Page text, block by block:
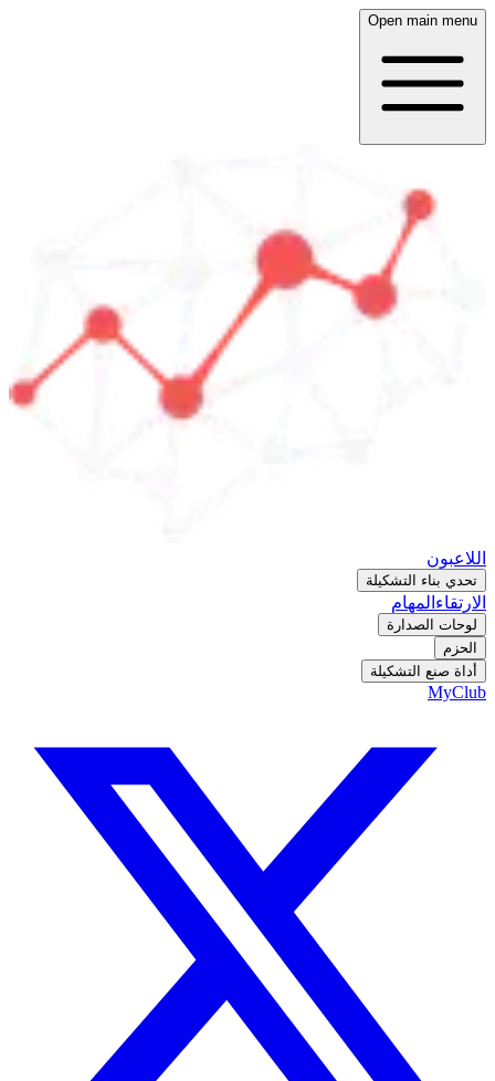
Open main menu
اللاعبون
تحدي بناء التشكيلة
الارتقاء المهام
لوحات الصدارة
الحزم
أداة صنع التشكيلة
MyClub